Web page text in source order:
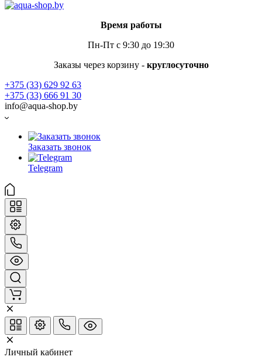
Время работы
Пн-Пт с 9:30 до 19:30
Заказы через корзину - круглосуточно
+375 (33) 629 92 63
+375 (33) 666 91 30
info@aqua-shop.by
Заказать звонок
Telegram
Личный кабинет